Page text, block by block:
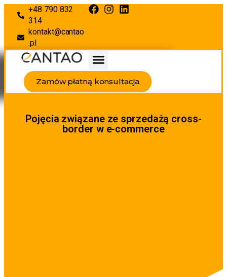
+48 790 832
314
kontakt@cantao
.pl
Zamów płatną konsultacja
Pojęcia związane ze sprzedażą cross-
border w e-commerce